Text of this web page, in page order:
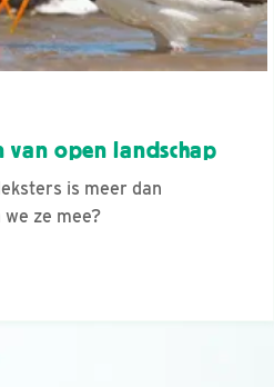
van open landschap
is meer dan
ze mee?